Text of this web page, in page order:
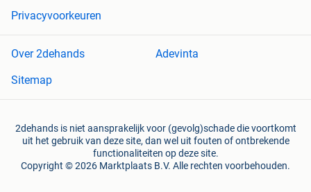
Privacyvoorkeuren
Over 2dehands
Adevinta
Sitemap
2dehands is niet aansprakelijk voor (gevolg)schade die voortkomt
uit het gebruik van deze site, dan wel uit fouten of ontbrekende
functionaliteiten op deze site.
Copyright © 2026 Marktplaats B.V. Alle rechten voorbehouden.